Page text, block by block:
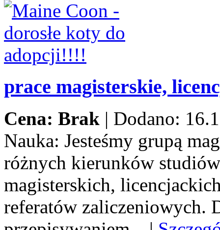
prace magisterskie,
Cena: Brak | Dodano:
Nauka: Jesteśmy grupą
różnych kierunków
magisterskich,
referatów zaliczeniowych.